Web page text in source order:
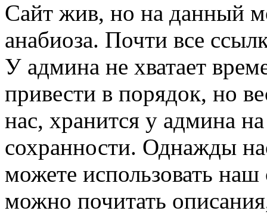
Сайт жив, но на данный
анабиоза. Почти все
У админа не хватает
привести в порядок, но
нас, хранится у админа
сохранности. Однажды
можете использовать наш
можно почитать